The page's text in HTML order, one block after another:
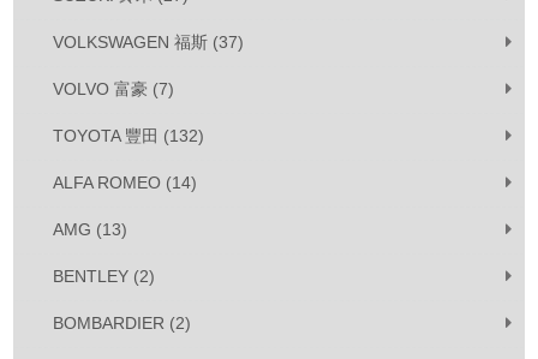
VOLKSWAGEN 福斯 (37)
VOLVO 富豪 (7)
TOYOTA 豐田 (132)
ALFA ROMEO (14)
AMG (13)
BENTLEY (2)
BOMBARDIER (2)